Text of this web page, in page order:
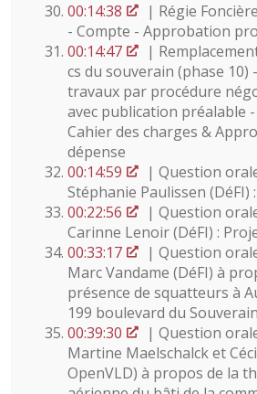
00:14:38
| Régie
- Compte - Approbation
00:14:47
|
cs du souverain (phase 10)
travaux par procédure
avec publication préalable
Cahier des charges &
dépense
00:14:59
| Question
Stéphanie Paulissen (DéFI)
00:22:56
| Question
Carinne Lenoir (DéFI) :
00:33:17
| Question
Marc Vandame (DéFI) à
présence de squatteurs à
199 boulevard du Souverain
00:39:30
| Question
Martine Maelschalck et
OpenVLD) à propos de la